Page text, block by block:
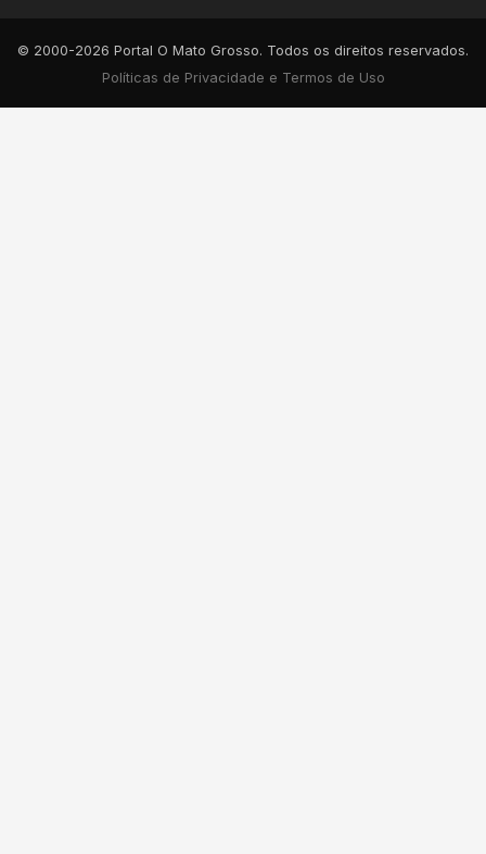
© 2000-2026 Portal O Mato Grosso. Todos os direitos reservados.
Políticas de Privacidade e Termos de Uso